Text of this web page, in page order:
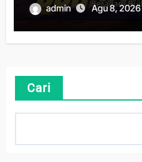
admin Agu 8, 2026
Cari